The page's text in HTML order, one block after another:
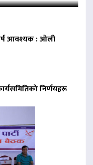
आवश्यक : ओली
निर्णयहरू